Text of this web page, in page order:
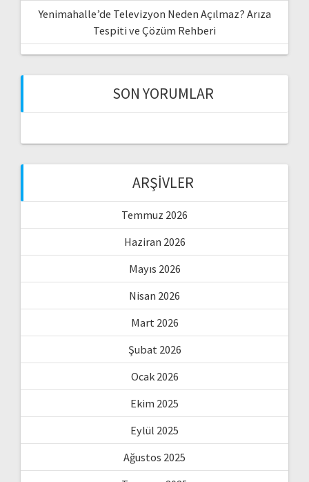
Yenimahalle’de Televizyon Neden Açılmaz? Arıza
Tespiti ve Çözüm Rehberi
SON YORUMLAR
ARŞIVLER
Temmuz 2026
Haziran 2026
Mayıs 2026
Nisan 2026
Mart 2026
Şubat 2026
Ocak 2026
Ekim 2025
Eylül 2025
Ağustos 2025